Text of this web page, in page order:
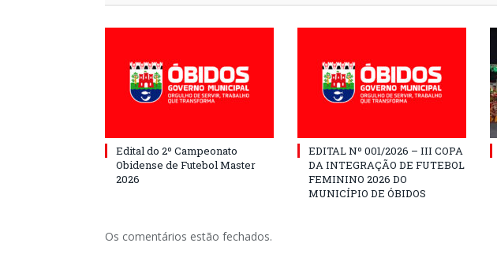
Edital do 2º Campeonato
Obidense de Futebol Master
2026
EDITAL Nº 001/2026 – III COPA
DA INTEGRAÇÃO DE FUTEBOL
FEMININO 2026 DO
MUNICÍPIO DE ÓBIDOS
Os comentários estão fechados.